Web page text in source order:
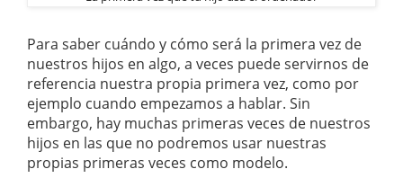
Para saber cuándo y cómo será la primera vez de
nuestros hijos en algo, a veces puede servirnos de
referencia nuestra propia primera vez, como por
ejemplo cuando empezamos a hablar. Sin
embargo, hay muchas primeras veces de nuestros
hijos en las que no podremos usar nuestras
propias primeras veces como modelo.